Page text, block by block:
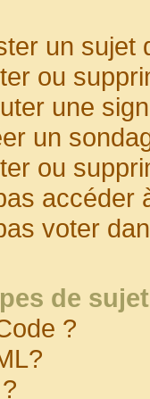
un sujet
ou
une
un
ou
accéder
voter
de
?